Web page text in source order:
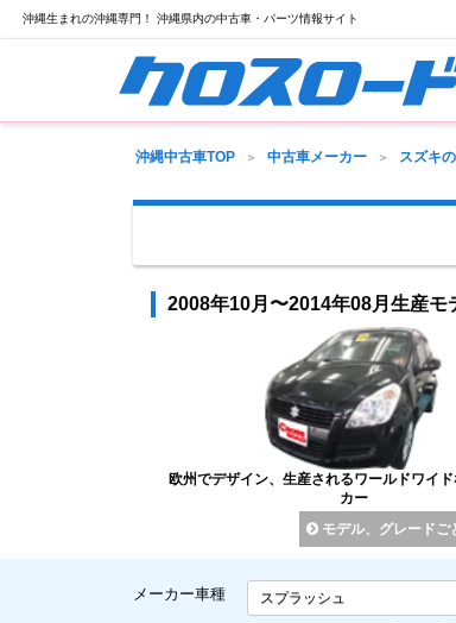
沖縄生まれの沖縄専門！ 沖縄県内の中古車・パーツ情報サイト
沖縄中古車TOP 中古車メーカー スズキ
2008年10月〜2014年08月生産モ
欧州でデザイン、生産されるワールドワイ
カー
モデル、グレードご
メーカー車種 スプラッシュ